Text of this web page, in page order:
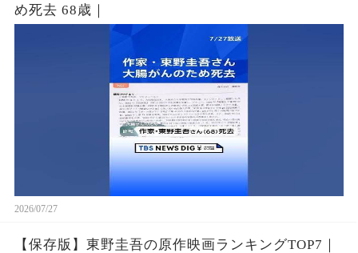
め死去 68歳｜
2026/07/27
【保存版】東野圭吾の原作映画ランキングTOP7｜